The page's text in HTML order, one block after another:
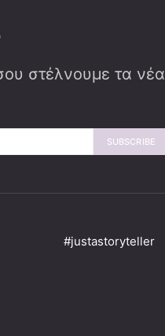
στέλνουμε τα νέα
SUBSCRIBE
#justastoryteller